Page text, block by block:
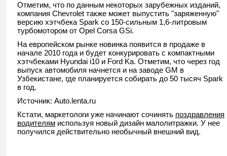
Отметим, что по данным некоторых зарубежных изданий,
компания Chevrolet также может выпустить "заряженную"
версию хэтчбека Spark со 150-сильным 1,6-литровым
турбомотором от Opel Corsa GSi.
На европейском рынке новинка появится в продаже в
начале 2010 года и будет конкурировать с компактными
хэтчбеками Hyundai i10 и Ford Ka. Отметим, что через год
выпуск автомобиля начнется и на заводе GM в
Узбекистане, где планируется собирать до 50 тысяч Spark
в год.
Источник: Auto.lenta.ru
Кстати, маркетологи уже начинают сочинять поздравления
водителям используя новый дизайн малолитражки. У нее
получился действительно необычный внешний вид.